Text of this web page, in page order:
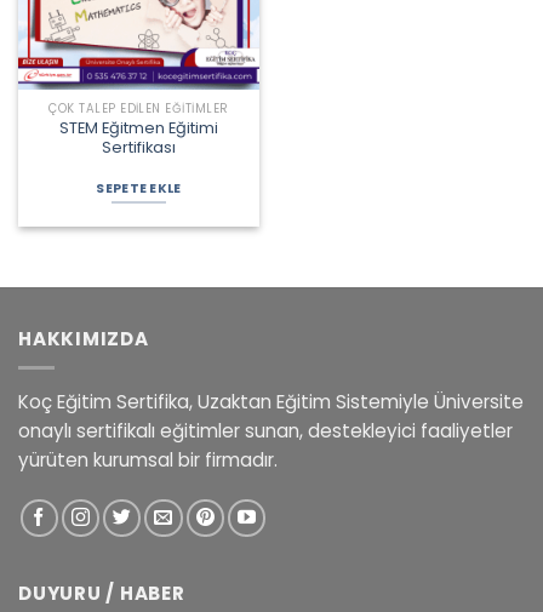
ÇOK TALEP EDILEN EĞITIMLER
STEM Eğitmen Eğitimi
Sertifikası
fiyat:
1.875,00 ₺.
andaki
fiyat:
1.500,00 ₺.
SEPETE EKLE
HAKKIMIZDA
Koç Eğitim Sertifika, Uzaktan Eğitim Sistemiyle Üniversite
onaylı sertifikalı eğitimler sunan, destekleyici faaliyetler
yürüten kurumsal bir firmadır.
DUYURU / HABER